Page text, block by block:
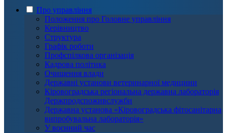
Про управління
Положення про Головне управління
Керівництво
Структура
Графік роботи
Профспілкова організація
Кадрова політика
Очищення влади
Державні установи ветеринарної медицини
Кіровоградська регіональна державна лабораторія
Держпродспоживслужби
Державна установа «Кіровоградська фітосанітарна
випробувальна лабораторія»
У воєнний час